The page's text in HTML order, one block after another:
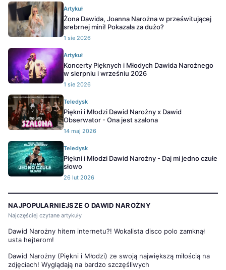
Artykuł
Żona Dawida, Joanna Narożna w prześwitującej
srebrnej mini! Pokazała za dużo?
1 sie 2026
Artykuł
Koncerty Pięknych i Młodych Dawida Narożnego
w sierpniu i wrześniu 2026
1 sie 2026
Teledysk
Piękni i Młodzi Dawid Narożny x Dawid
Obserwator - Ona jest szalona
14 maj 2026
Teledysk
Piękni i Młodzi Dawid Narożny - Daj mi jedno czułe
słowo
26 lut 2026
NAJPOPULARNIEJSZE O DAWID NAROŻNY
Najczęściej czytane artykuły
Dawid Narożny hitem internetu?! Wokalista disco polo zamknął
usta hejterom!
Dawid Narożny (Piękni i Młodzi) ze swoją największą miłością na
zdjęciach! Wyglądają na bardzo szczęśliwych